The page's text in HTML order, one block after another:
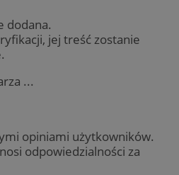
dodana.
jej treść zostanie
...
opiniami użytkowników.
odpowiedzialności za